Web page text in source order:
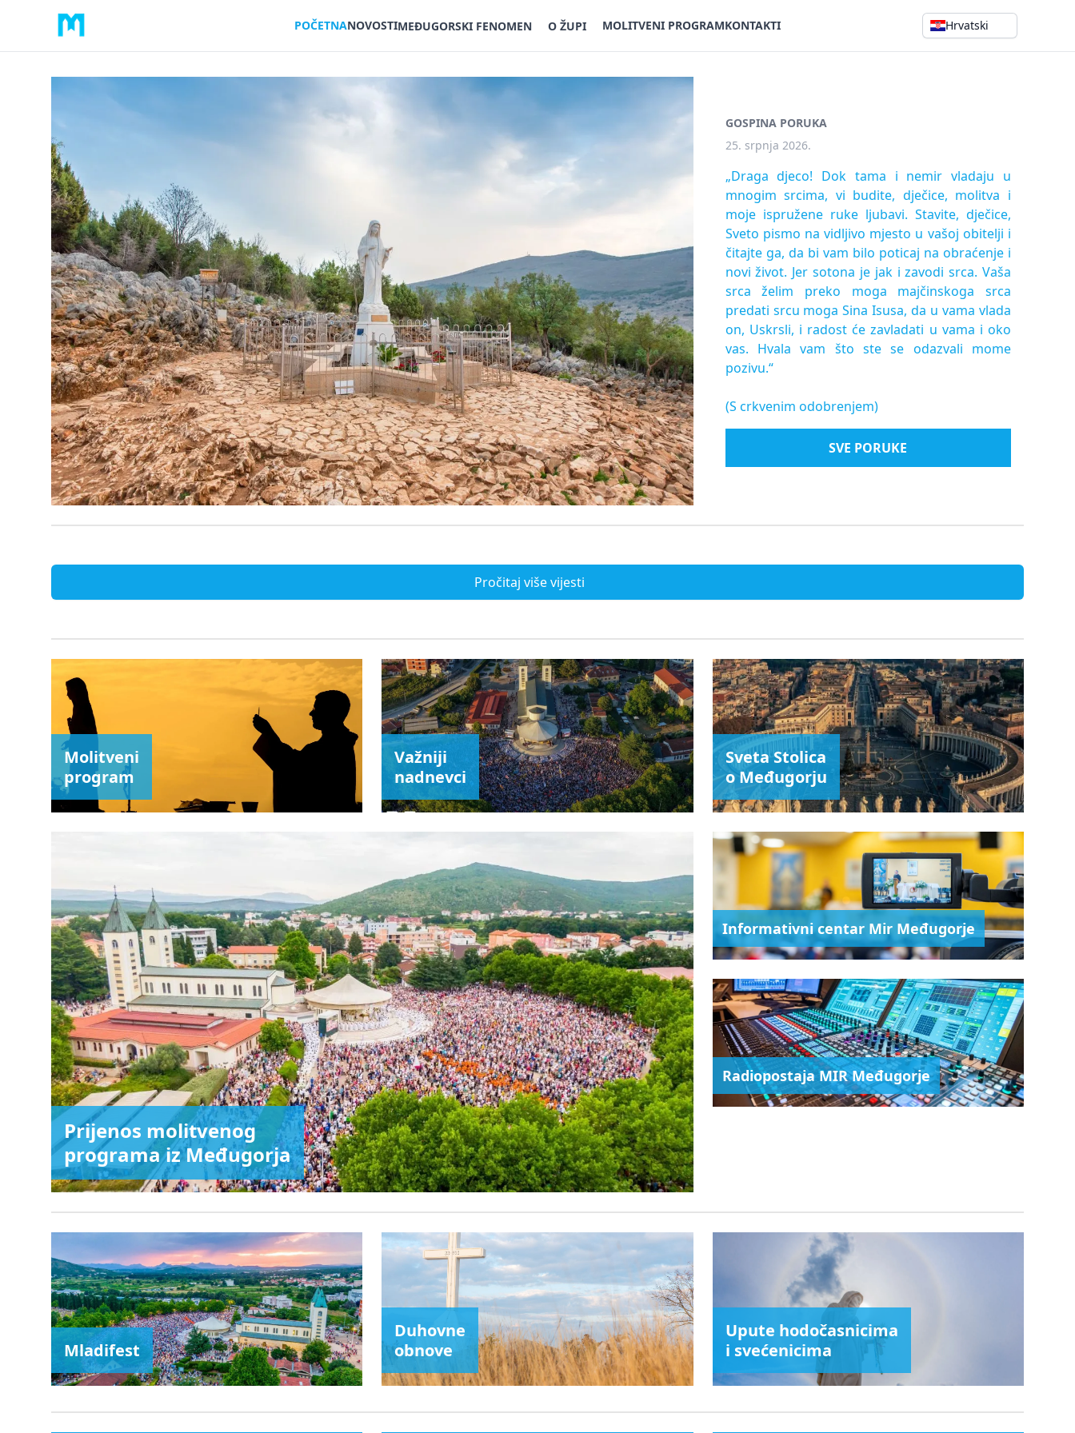
POČETNANOVOSTIMEĐUGORSKI FENOMEN O ŽUPI MOLITVENI PROGRAMKONTAKTI Hrvatski
GOSPINA PORUKA
25. srpnja 2026.
„Draga djeco! Dok tama i nemir vladaju u
mnogim srcima, vi budite, dječice, molitva i
moje ispružene ruke ljubavi. Stavite, dječice,
Sveto pismo na vidljivo mjesto u vašoj obitelji i
čitajte ga, da bi vam bilo poticaj na obraćenje i
novi život. Jer sotona je jak i zavodi srca. Vaša
srca želim preko moga majčinskoga srca
predati srcu moga Sina Isusa, da u vama vlada
on, Uskrsli, i radost će zavladati u vama i oko
vas. Hvala vam što ste se odazvali mome
pozivu.“
(S crkvenim odobrenjem)
SVE PORUKE
Pročitaj više vijesti
Molitveni
program
Važniji
nadnevci
Sveta Stolica
o Međugorju
Prijenos molitvenog
programa iz Međugorja
Informativni centar Mir Međugorje
Radiopostaja MIR Međugorje
Mladifest
Duhovne
obnove
Upute hodočasnicima
i svećenicima